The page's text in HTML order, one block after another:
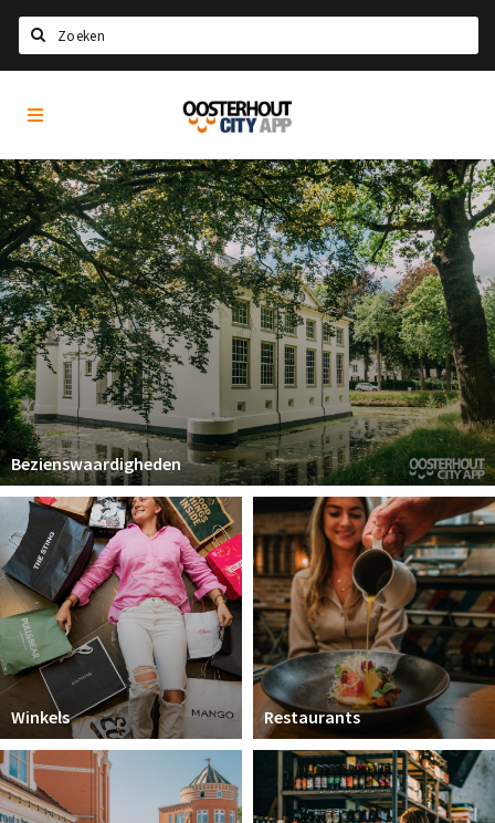
Home
Agenda
Nieuws
Eten
Drinken
Recreatief
Slapen
Winkels
Winkelgebieden
Parkeren
Koopzondagen
Bezienswaardigheden
Musea, theaters & podia
Uitjes & activiteiten
Natuurgebieden
Baroniepoorten
Inloggen
Oosterhout
City
Bezienswaardigheden
Winkels Restaurants